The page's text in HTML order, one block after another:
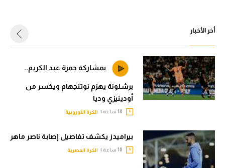
أخر الأخبار
بمشاركة حمزة عبد الكريم..
برشلونة يهزم نوتنجهام ويخسر من
أودينيزي وديا
الكرة الأوروبية
بيراميدز يكشف تفاصيل إصابة ناصر ماهر
الكرة المصرية